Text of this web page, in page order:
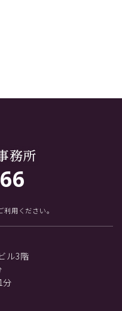
用ください。
ル3階
分